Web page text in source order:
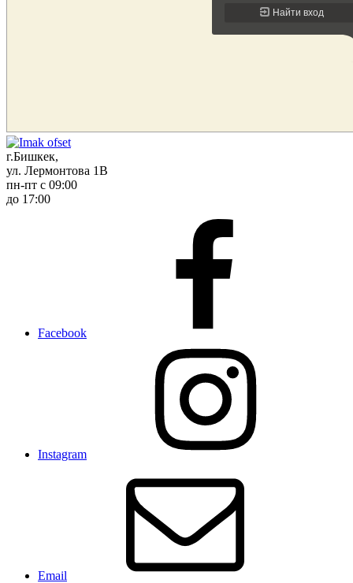
г.Бишкек,
ул. Лермонтова 1В
пн-пт с 09:00
до 17:00
Facebook
Instagram
Email